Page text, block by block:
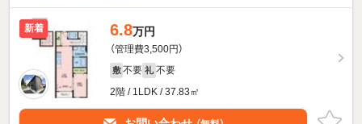
新着 6.8万円
（管理費3,500円）
敷 不要 礼 不要
2階 / 1LDK / 37.83㎡